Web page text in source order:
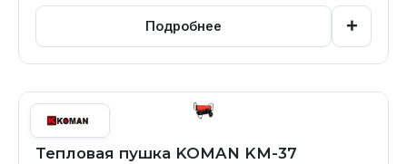
Подробнее +
Тепловая пушка KOMAN KM-37